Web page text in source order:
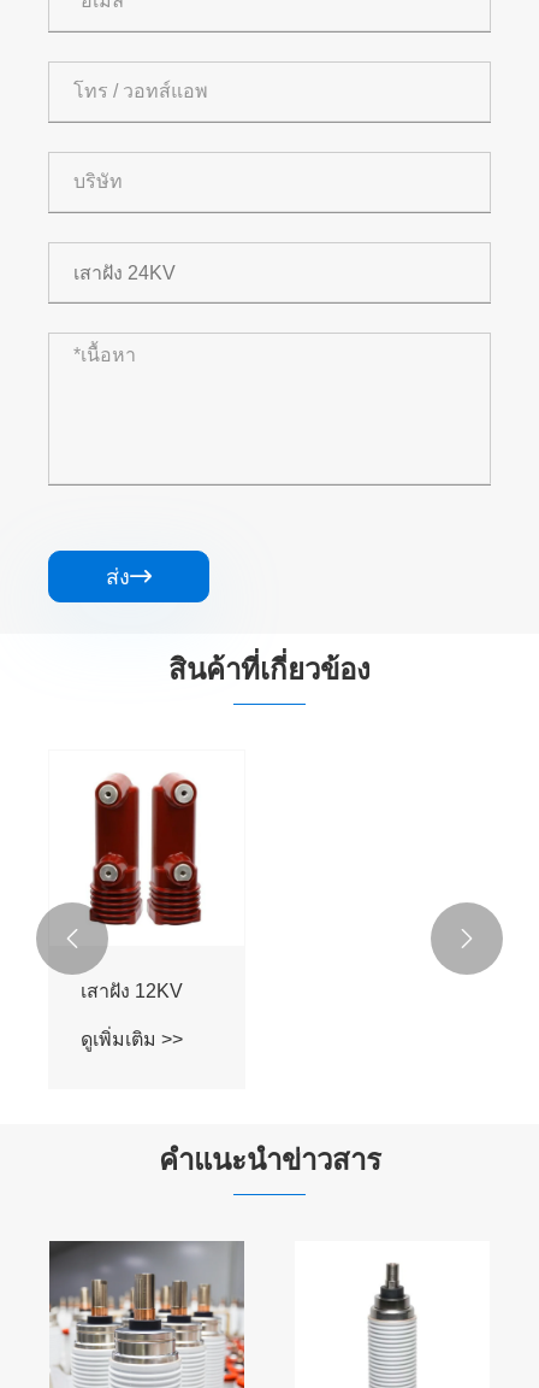
ส่ง
สินค้าที่เกี่ยวข้อง
เสาฝัง 12KV
ดูเพิ่มเติม >>
 
คำแนะนำข่าวสาร
เหตุใดเบรก
เกอร์ขัดขวาง
สุญญากาศ
เหตุใดเครื่องขัด
ขวาง
สุญญากาศ